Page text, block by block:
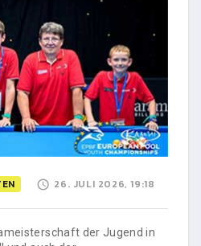
26. JULI 2026, 19:18
der Jugend in